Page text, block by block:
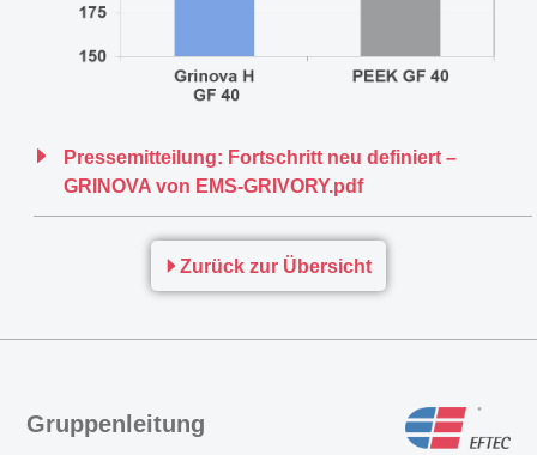
Pressemitteilung: Fortschritt neu definiert –
GRINOVA von EMS-GRIVORY.pdf
Zurück zur Übersicht
Gruppenleitung